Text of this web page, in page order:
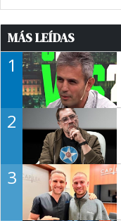
MÁS LEÍDAS
1
2
3